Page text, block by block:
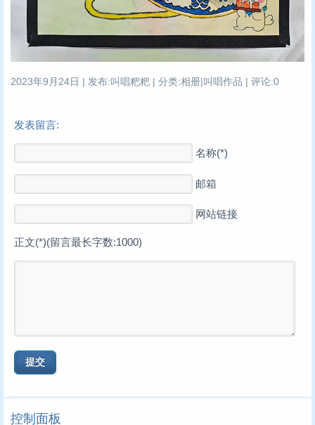
2023年9月24日 | 发布:叫唱粑粑 | 分类:相册|叫唱作品 | 评论:0
发表留言:
名称(*)
邮箱
网站链接
正文(*)(留言最长字数:1000)
控制面板